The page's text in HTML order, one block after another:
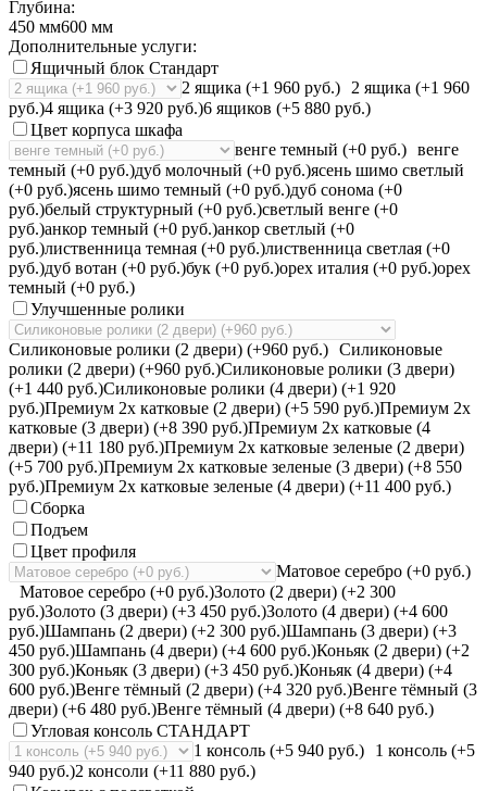
Глубина:
450 мм600 мм
Дополнительные услуги:
Ящичный блок Стандарт
2 ящика (+1 960 руб.)
2 ящика (+1 960
руб.)4 ящика (+3 920 руб.)6 ящиков (+5 880 руб.)
Цвет корпуса шкафа
венге темный (+0 руб.) венге
темный (+0 руб.)дуб молочный (+0 руб.)ясень шимо светлый
(+0 руб.)ясень шимо темный (+0 руб.)дуб сонома (+0
руб.)белый структурный (+0 руб.)светлый венге (+0
руб.)анкор темный (+0 руб.)анкор светлый (+0
руб.)лиственница темная (+0 руб.)лиственница светлая (+0
руб.)дуб вотан (+0 руб.)бук (+0 руб.)орех италия (+0 руб.)орех
темный (+0 руб.)
Улучшенные ролики
Силиконовые ролики (2 двери) (+960 руб.) Силиконовые
ролики (2 двери) (+960 руб.)Силиконовые ролики (3 двери)
(+1 440 руб.)Силиконовые ролики (4 двери) (+1 920
руб.)Премиум 2х катковые (2 двери) (+5 590 руб.)Премиум 2х
катковые (3 двери) (+8 390 руб.)Премиум 2х катковые (4
двери) (+11 180 руб.)Премиум 2х катковые зеленые (2 двери)
(+5 700 руб.)Премиум 2х катковые зеленые (3 двери) (+8 550
руб.)Премиум 2х катковые зеленые (4 двери) (+11 400 руб.)
Сборка
Подъем
Цвет профиля
Матовое серебро (+0 руб.)
Матовое серебро (+0 руб.)Золото (2 двери) (+2 300
руб.)Золото (3 двери) (+3 450 руб.)Золото (4 двери) (+4 600
руб.)Шампань (2 двери) (+2 300 руб.)Шампань (3 двери) (+3
450 руб.)Шампань (4 двери) (+4 600 руб.)Коньяк (2 двери) (+2
300 руб.)Коньяк (3 двери) (+3 450 руб.)Коньяк (4 двери) (+4
600 руб.)Венге тёмный (2 двери) (+4 320 руб.)Венге тёмный (3
двери) (+6 480 руб.)Венге тёмный (4 двери) (+8 640 руб.)
Угловая консоль СТАНДАРТ
1 консоль (+5 940 руб.)
1 консоль (+5
940 руб.)2 консоли (+11 880 руб.)